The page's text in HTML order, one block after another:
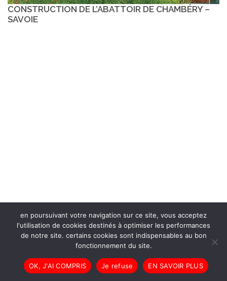
CONSTRUCTION DE L’ABATTOIR DE CHAMBÉRY –
SAVOIE
en poursuivant votre navigation sur ce site, vous acceptez
l'utilisation de cookies destinés à optimiser les performances
de notre site. certains cookies sont indispensables au bon
fonctionnement du site.
OK, J'AI COMPRIS Je refuse EN SAVOIR PLUS